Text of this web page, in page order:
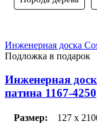
Инженерная доска
Подложка в подарок
Инженерная
патина 1167-4250
Размер:
127 x